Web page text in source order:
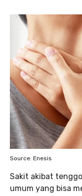
Source: Enesis
Sakit akibat
umum yang bisa